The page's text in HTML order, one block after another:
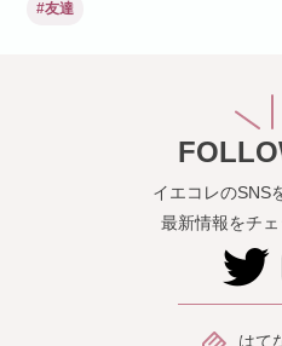
#友達
イエコレのSNS
最新情報をチェ
はて